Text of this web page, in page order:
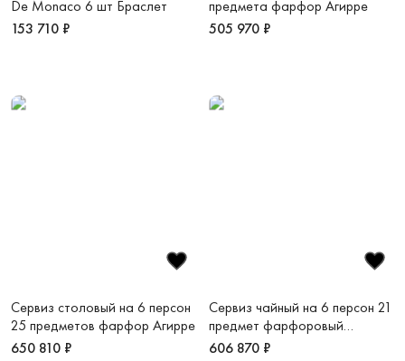
De Monaco 6 шт Браслет
153 710 ₽
предмета фарфор Агирре
505 970 ₽
Сервиз столовый на 6 персон
25 предметов фарфор Агирре
650 810 ₽
Сервиз чайный на 6 персон 21
предмет фарфоровый
Ротшильд
606 870 ₽